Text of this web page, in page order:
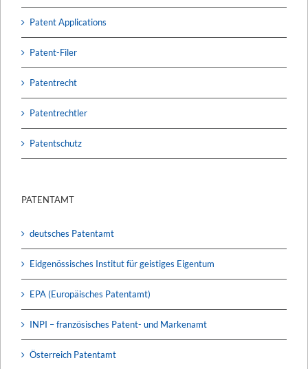
Patent Applications
Patent-Filer
Patentrecht
Patentrechtler
Patentschutz
PATENTAMT
deutsches Patentamt
Eidgenössisches Institut für geistiges Eigentum
EPA (Europäisches Patentamt)
INPI – französisches Patent- und Markenamt
Österreich Patentamt